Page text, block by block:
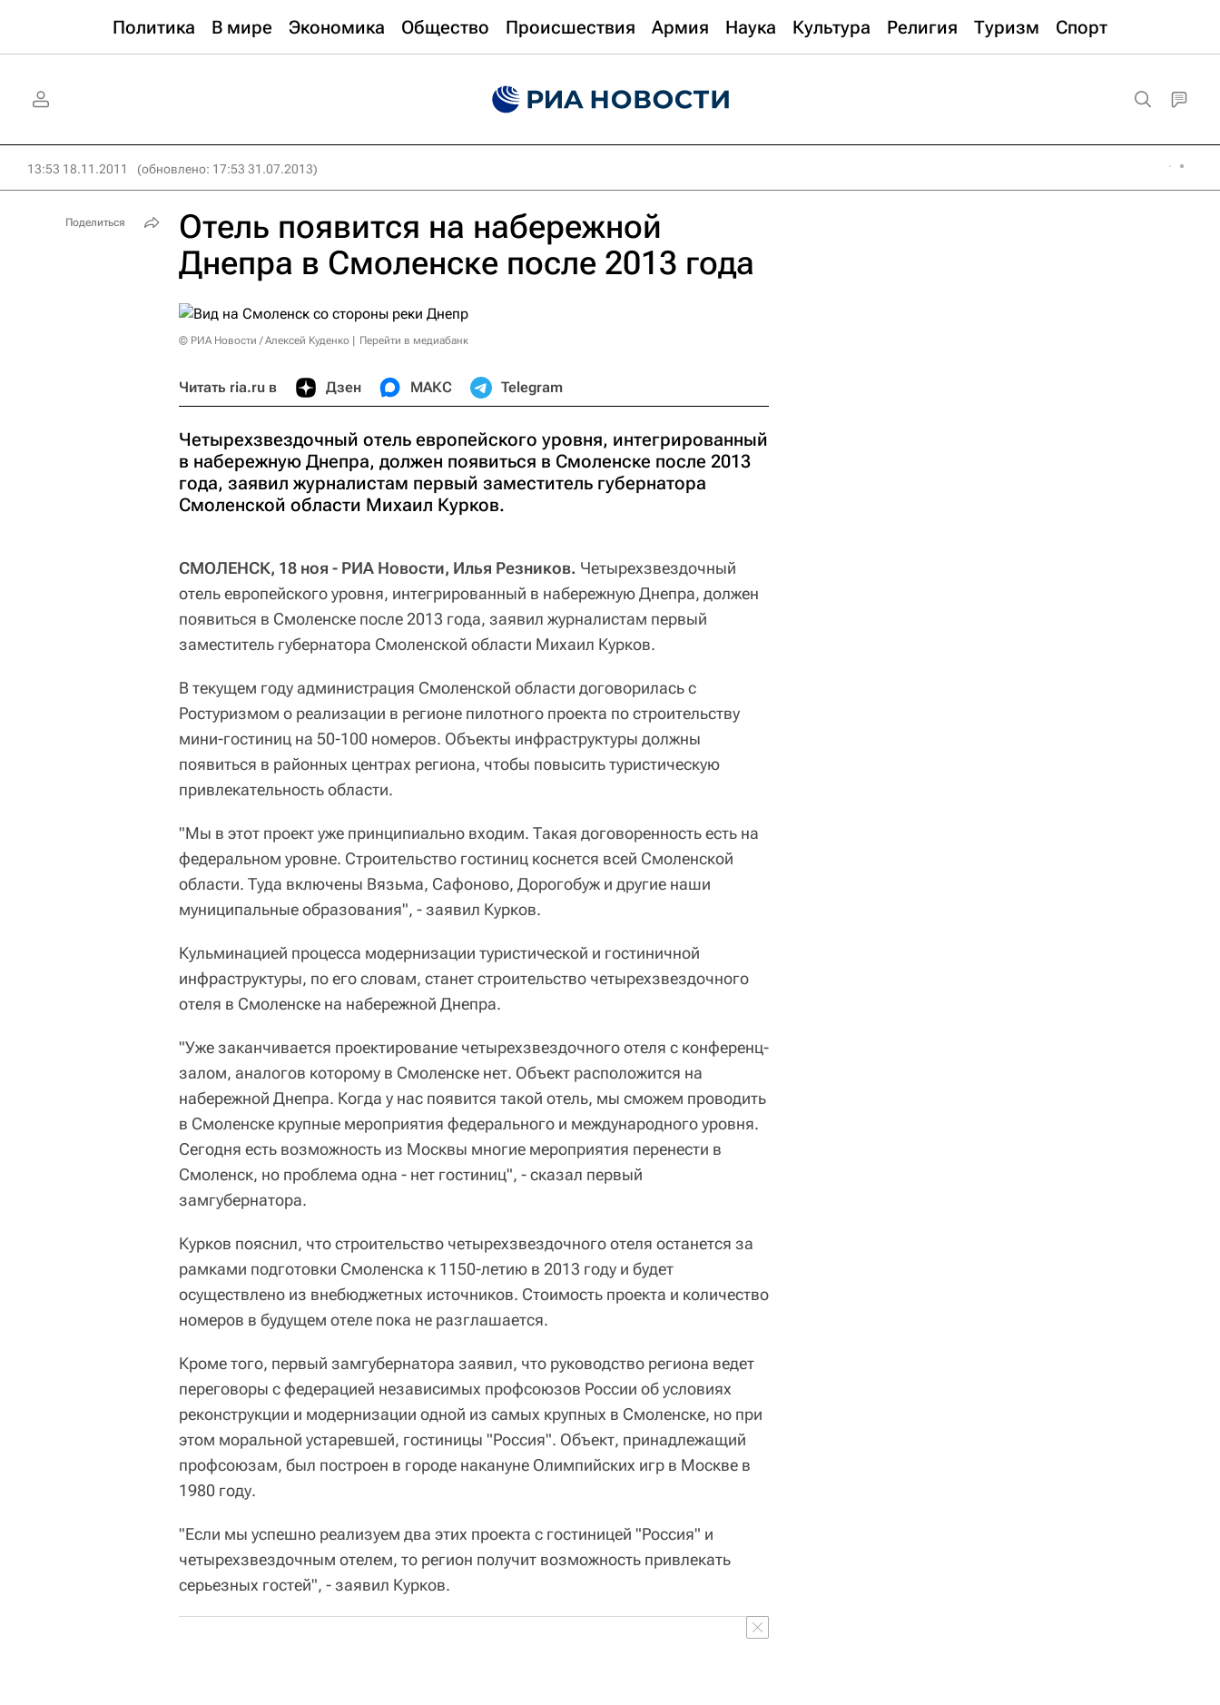
Политика В мире Экономика Общество Происшествия Армия Наука Культура Религия Туризм Спорт
13:53 18.11.2011 (обновлено: 17:53 31.07.2013)
Отель появится на набережной
Днепра в Смоленске после 2013 года
© РИА Новости / Алексей Куденко Перейти в медиабанк
Читать ria.ru в Дзен МАКС Telegram
Четырехзвездочный отель европейского уровня, интегрированный
в набережную Днепра, должен появиться в Смоленске после 2013
года, заявил журналистам первый заместитель губернатора
Смоленской области Михаил Курков.
СМОЛЕНСК, 18 ноя - РИА Новости, Илья Резников. Четырехзвездочный
отель европейского уровня, интегрированный в набережную Днепра, должен
появиться в Смоленске после 2013 года, заявил журналистам первый
заместитель губернатора Смоленской области Михаил Курков.
В текущем году администрация Смоленской области договорилась с
Ростуризмом о реализации в регионе пилотного проекта по строительству
мини-гостиниц на 50-100 номеров. Объекты инфраструктуры должны
появиться в районных центрах региона, чтобы повысить туристическую
привлекательность области.
"Мы в этот проект уже принципиально входим. Такая договоренность есть на
федеральном уровне. Строительство гостиниц коснется всей Смоленской
области. Туда включены Вязьма, Сафоново, Дорогобуж и другие наши
муниципальные образования", - заявил Курков.
Кульминацией процесса модернизации туристической и гостиничной
инфраструктуры, по его словам, станет строительство четырехзвездочного
отеля в Смоленске на набережной Днепра.
"Уже заканчивается проектирование четырехзвездочного отеля с конференц-
залом, аналогов которому в Смоленске нет. Объект расположится на
набережной Днепра. Когда у нас появится такой отель, мы сможем проводить
в Смоленске крупные мероприятия федерального и международного уровня.
Сегодня есть возможность из Москвы многие мероприятия перенести в
Смоленск, но проблема одна - нет гостиниц", - сказал первый
замгубернатора.
Курков пояснил, что строительство четырехзвездочного отеля останется за
рамками подготовки Смоленска к 1150-летию в 2013 году и будет
осуществлено из внебюджетных источников. Стоимость проекта и количество
номеров в будущем отеле пока не разглашается.
Кроме того, первый замгубернатора заявил, что руководство региона ведет
переговоры с федерацией независимых профсоюзов России об условиях
реконструкции и модернизации одной из самых крупных в Смоленске, но при
этом моральной устаревшей, гостиницы "Россия". Объект, принадлежащий
профсоюзам, был построен в городе накануне Олимпийских игр в Москве в
1980 году.
"Если мы успешно реализуем два этих проекта с гостиницей "Россия" и
четырехзвездочным отелем, то регион получит возможность привлекать
серьезных гостей", - заявил Курков.
Поделиться